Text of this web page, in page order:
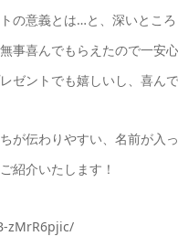
の意義とは…と、深いとこ
事喜んでもらえたので一安心
ゼントでも嬉しいし、喜
が伝わりやすい、名前が入
紹介いたします！
zMrR6pjic/